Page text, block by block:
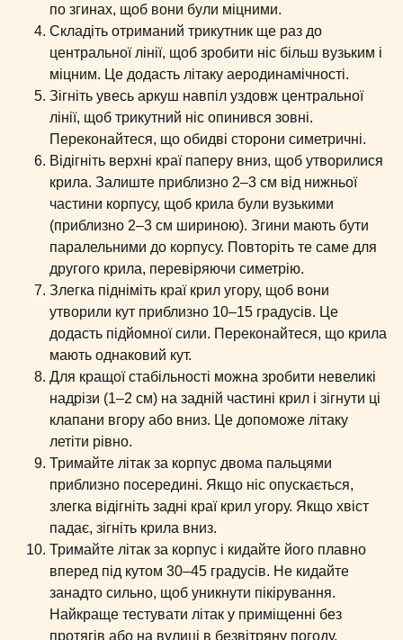
по згинах, щоб вони були міцними.
Складіть отриманий трикутник ще раз до
центральної лінії, щоб зробити ніс більш вузьким і
міцним. Це додасть літаку аеродинамічності.
Зігніть увесь аркуш навпіл уздовж центральної
лінії, щоб трикутний ніс опинився зовні.
Переконайтеся, що обидві сторони симетричні.
Відігніть верхні краї паперу вниз, щоб утворилися
крила. Залиште приблизно 2–3 см від нижньої
частини корпусу, щоб крила були вузькими
(приблизно 2–3 см шириною). Згини мають бути
паралельними до корпусу. Повторіть те саме для
другого крила, перевіряючи симетрію.
Злегка підніміть краї крил угору, щоб вони
утворили кут приблизно 10–15 градусів. Це
додасть підйомної сили. Переконайтеся, що крила
мають однаковий кут.
Для кращої стабільності можна зробити невеликі
надрізи (1–2 см) на задній частині крил і зігнути ці
клапани вгору або вниз. Це допоможе літаку
летіти рівно.
Тримайте літак за корпус двома пальцями
приблизно посередині. Якщо ніс опускається,
злегка відігніть задні краї крил угору. Якщо хвіст
падає, зігніть крила вниз.
Тримайте літак за корпус і кидайте його плавно
вперед під кутом 30–45 градусів. Не кидайте
занадто сильно, щоб уникнути пікірування.
Найкраще тестувати літак у приміщенні без
протягів або на вулиці в безвітряну погоду.